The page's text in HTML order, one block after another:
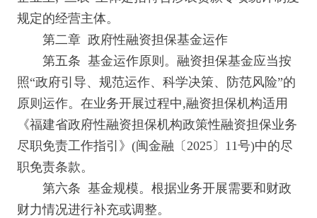
规定的经营主体。
第二章 政府性融资担保基金运作
第五条 基金运作原则。融资担保基金应当按
照“政府引导、规范运作、科学决策、防范风险”的
原则运作。在业务开展过程中,融资担保机构适用
《福建省政府性融资担保机构政策性融资担保业务
尽职免责工作指引》(闽金融〔2025〕11号)中的尽
职免责条款。
第六条 基金规模。根据业务开展需要和财政
财力情况进行补充或调整。